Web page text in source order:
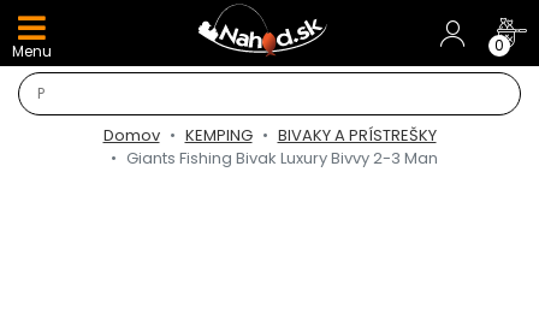
Menu 0
Domov KEMPING
BIVAKY A PRÍSTREŠKY
Giants Fishing Bivak Luxury Bivvy 2-3 Man
DARČEKY A AKCIE
TOP AKCIE